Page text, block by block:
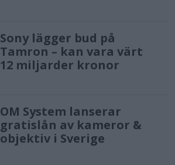
Sony lägger bud på
Tamron – kan vara värt
12 miljarder kronor
OM System lanserar
gratislån av kameror &
objektiv i Sverige